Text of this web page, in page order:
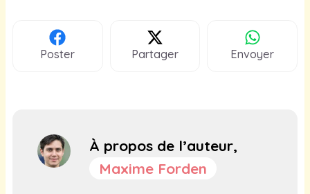
Poster Partager Envoyer
À propos de l’auteur,
Maxime Forden